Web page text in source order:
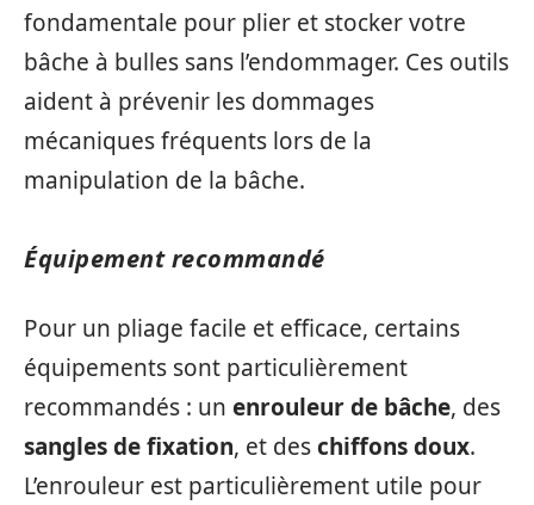
fondamentale pour plier et stocker votre
bâche à bulles sans l’endommager. Ces outils
aident à prévenir les dommages
mécaniques fréquents lors de la
manipulation de la bâche.
Équipement recommandé
Pour un pliage facile et efficace, certains
équipements sont particulièrement
recommandés : un enrouleur de bâche, des
sangles de fixation, et deschiffons doux.
L’enrouleur est particulièrement utile pour